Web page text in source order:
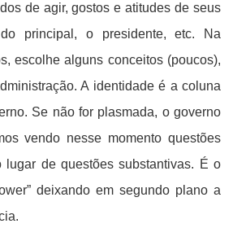
de agir, gostos e atitudes de seus
principal, o presidente, etc. Na
escolhe alguns conceitos (poucos),
A identidade é a coluna
Se não for plasmada, o governo
vendo nesse momento questões
lugar de questões substantivas. É o
deixando em segundo plano a